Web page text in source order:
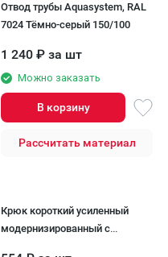
Отвод трубы Aquasystem, RAL
7024 Тёмно-серый 150/100
1 240 ₽ за шт
Можно заказать
В корзину
Рассчитать материал
Крюк короткий усиленный
модернизированный с